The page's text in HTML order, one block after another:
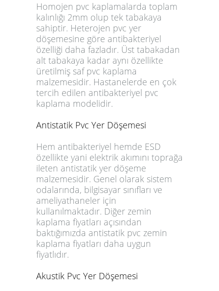
Homojen pvc kaplamalarda toplam
kalınlığı 2mm olup tek tabakaya
sahiptir. Heterojen pvc yer
döşemesine göre antibakteriyel
özelliği daha fazladır. Üst tabakadan
alt tabakaya kadar aynı özellikte
üretilmiş saf pvc kaplama
malzemesidir. Hastanelerde en çok
tercih edilen antibakteriyel pvc
kaplama modelidir.
Antistatik Pvc Yer Döşemesi
Hem antibakteriyel hemde ESD
özellikte yani elektrik akımını toprağa
ileten antistatik yer döşeme
malzemesidir. Genel olarak sistem
odalarında, bilgisayar sınıfları ve
ameliyathaneler için
kullanılmaktadır. Diğer zemin
kaplama fiyatları açısından
baktığımızda antistatik pvc zemin
kaplama fiyatları daha uygun
fiyatlıdır.
Akustik Pvc Yer Döşemesi